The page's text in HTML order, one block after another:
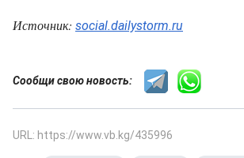
Источник: social.dailystorm.ru
Сообщи свою новость:
URL: https://www.vb.kg/435996